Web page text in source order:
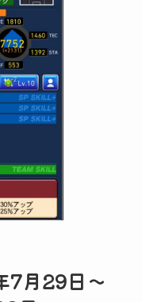
7月29日～